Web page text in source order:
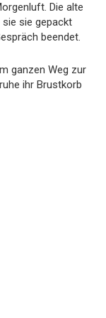
Die alte
sie sie gepackt
beendet.
ganzen Weg zur
ihr Brustkorb